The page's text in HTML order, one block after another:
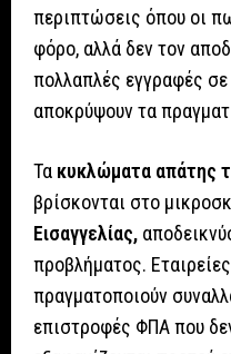
περιπτώσεις όπου οι
φόρο, αλλά δεν τον
πολλαπλές εγγραφές
αποκρύψουν τα
Τα κυκλώματα απάτης
βρίσκονται στο
Εισαγγελίας,
προβλήματος.
πραγματοποιούν
επιστροφές ΦΠΑ που